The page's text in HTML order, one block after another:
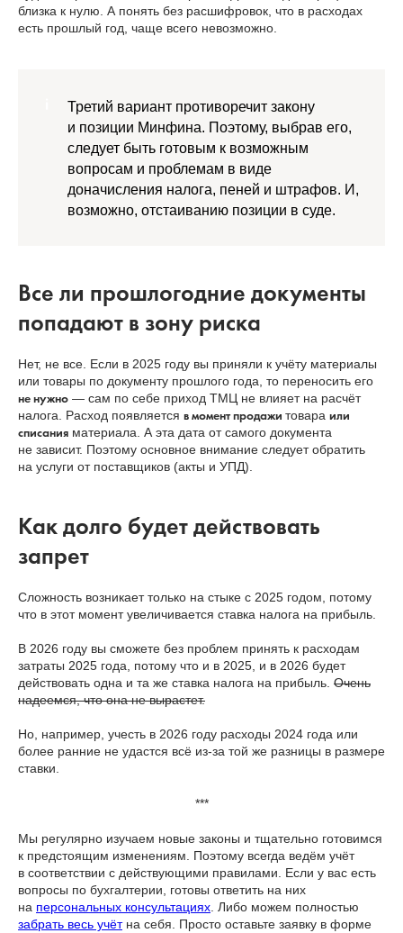
близка к нулю. А понять без расшифровок, что в расходах
есть прошлый год, чаще всего невозможно.
Третий вариант противоречит закону
и позиции Минфина. Поэтому, выбрав его,
следует быть готовым к возможным
вопросам и проблемам в виде
доначисления налога, пеней и штрафов. И,
возможно, отстаиванию позиции в суде.
Все ли прошлогодние документы
попадают в зону риска
Нет, не все. Если в 2025 году вы приняли к учёту материалы
или товары по документу прошлого года, то переносить его
не нужно — сам по себе приход ТМЦ не влияет на расчёт
налога. Расход появляется в момент продажи товара или
списания материала. А эта дата от самого документа
не зависит. Поэтому основное внимание следует обратить
на услуги от поставщиков (акты и УПД).
Как долго будет действовать
запрет
Сложность возникает только на стыке с 2025 годом, потому
что в этот момент увеличивается ставка налога на прибыль.
В 2026 году вы сможете без проблем принять к расходам
затраты 2025 года, потому что и в 2025, и в 2026 будет
действовать одна и та же ставка налога на прибыль. Очень
надеемся, что она не вырастет.
Но, например, учесть в 2026 году расходы 2024 года или
более ранние не удастся всё из-за той же разницы в размере
ставки.
***
Мы регулярно изучаем новые законы и тщательно готовимся
к предстоящим изменениям. Поэтому всегда ведём учёт
в соответствии с действующими правилами. Если у вас есть
вопросы по бухгалтерии, готовы ответить на них
на персональных консультациях . Либо можем полностью
забрать весь учётна себя. Просто оставьте заявку в форме